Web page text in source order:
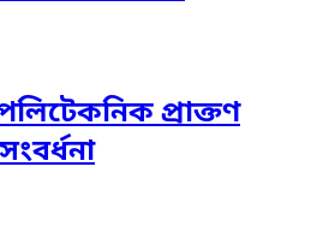
প্রাক্তণ